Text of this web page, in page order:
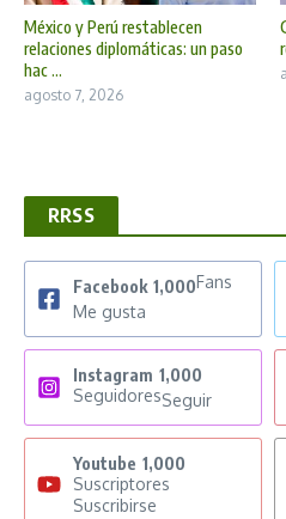
México y Perú restablecen
relaciones diplomáticas: un paso
hac ...
agosto 7, 2026
RRSS
Facebook 1,000Fans
Me gusta
Instagram 1,000
SeguidoresSeguir
Youtube 1,000
Suscriptores
Suscribirse